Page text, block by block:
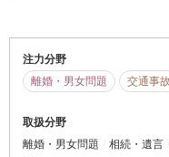
注力分野
離婚・男女問題
交通事故
取扱分野
離婚・男女問題
相続・遺言